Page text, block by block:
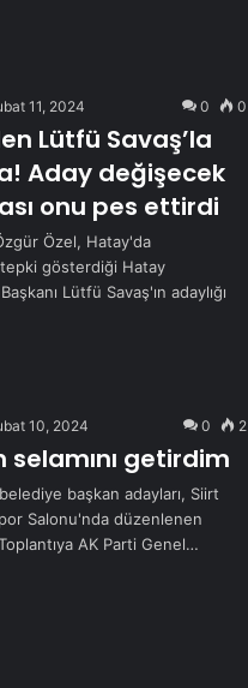
11, 2024 0 0
Lütfü Savaş’la
Aday değişecek
onu pes ettirdi
Özel, Hatay'da
gösterdiği Hatay
Lütfü Savaş'ın adaylığı
10, 2024 0 2
selamını getirdim
başkan adayları, Siirt
Salonu'nda düzenlenen
AK Parti Genel…